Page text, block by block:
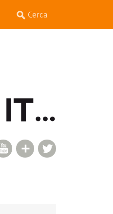
Google+
YouTube